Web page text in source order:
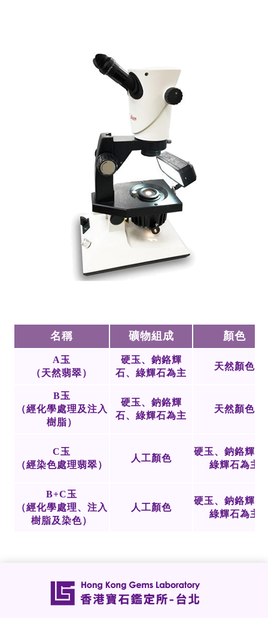
名稱 礦物組成 顏色
A玉
（天然翡翠）
硬玉、鈉鉻輝
石、綠輝石為主
天然顏色
B玉
（經化學處理及注入
樹脂）
硬玉、鈉鉻輝
石、綠輝石為主
天然顏色
C玉
（經染色處理翡翠）
人工顏色
硬玉、鈉鉻輝石
綠輝石為主
B+C玉
（經化學處理、注入
樹脂及染色）
人工顏色
硬玉、鈉鉻輝石
綠輝石為主